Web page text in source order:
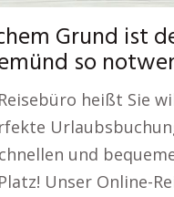
Grund ist
so
heißt Sie
und
Unser Online-